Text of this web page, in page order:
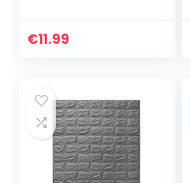
taartvorm
€11.99